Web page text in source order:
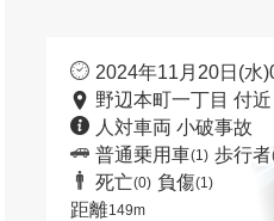
2024年11月20日(水
野辺本町一丁目 付近
人対車両 小破事故
普通乗用車(1) 歩行者
死亡(0) 負傷(1)
距離149m